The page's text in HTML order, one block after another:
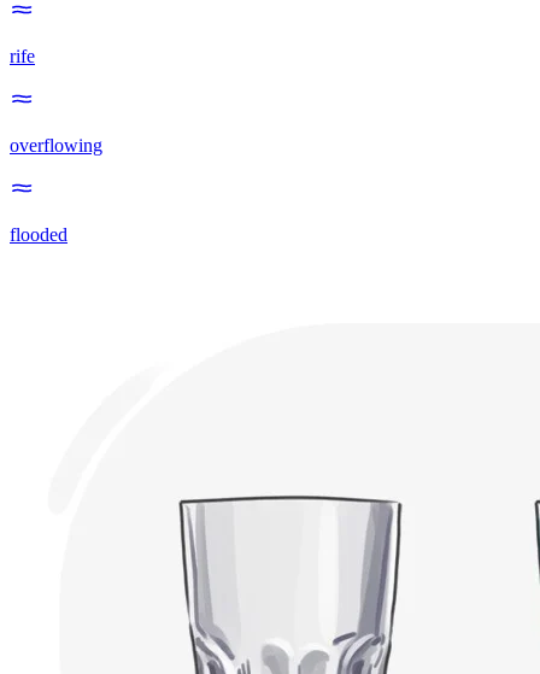
rife
overflowing
flooded